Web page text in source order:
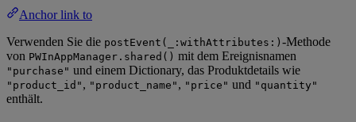
Anchor link to
Verwenden Sie die postEvent(_:withAttributes:) -Methode
von PWInAppManager.shared() mit dem Ereignisnamen
"purchase" und einem Dictionary, das Produktdetails wie
"product_id" , "product_name" , "price" und "quantity"
enthält.